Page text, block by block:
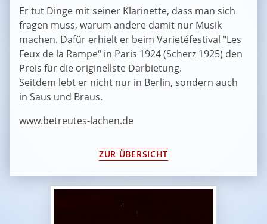
Er tut Dinge mit seiner Klarinette, dass man sich
fragen muss, warum andere damit nur Musik
machen. Dafür erhielt er beim Varietéfestival "Les
Feux de la Rampe“ in Paris 1924 (Scherz 1925) den
Preis für die originellste Darbietung.
Seitdem lebt er nicht nur in Berlin, sondern auch
in Saus und Braus.
www.betreutes-lachen.de
ZUR ÜBERSICHT